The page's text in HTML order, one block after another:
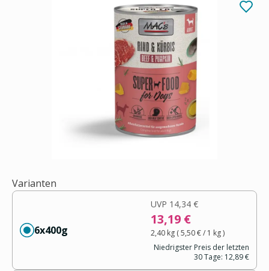
Varianten
6x400g
UVP 14,34 €
13,19 €
2,40 kg(5,50 €/ 1 kg)
Niedrigster Preis der letzten
30 Tage: 12,89 €